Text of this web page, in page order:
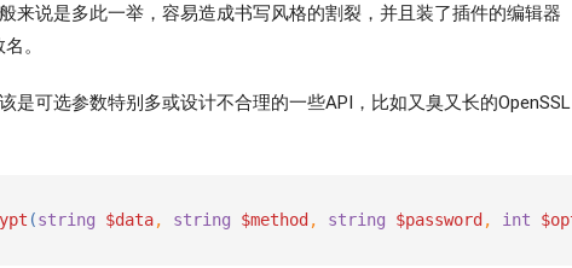
来说是多此一举，容易造成书写风格的割裂，并且装了插件的编辑器
。
是可选参数特别多或设计不合理的一些API，比如又臭又长的OpenSSL
(string $data, string $method , string $password , int